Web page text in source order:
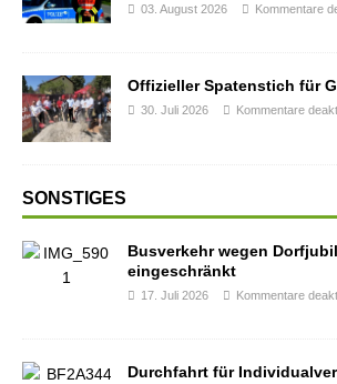
03. August 2026 Kommentare
Offizieller Spatenstich für
30. Juli 2026 Kommentare
SONSTIGES
Busverkehr wegen
eingeschränkt
17. Juli 2026 Kommentare
Durchfahrt für